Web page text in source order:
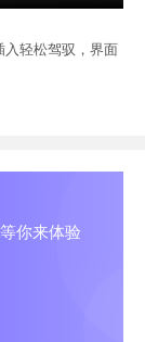
入轻松驾驭，界面
你来体验